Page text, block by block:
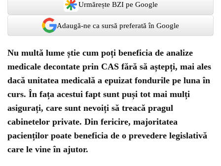
Urmărește BZI pe Google
Adaugă-ne ca sursă preferată în Google
Nu multă lume știe cum poți beneficia de analize
medicale decontate prin CAS fără să aștepți, mai ales
dacă unitatea medicală a epuizat fondurile pe luna în
curs. În fața acestui fapt sunt puși tot mai mulți
asigurați, care sunt nevoiți să treacă pragul
cabinetelor private. Din fericire, majoritatea
pacienților poate beneficia de o prevedere legislativă
care le vine în ajutor.